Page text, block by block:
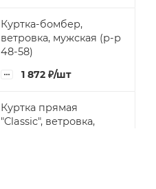
Куртка-бомбер,
ветровка, мужская (р-р
48-58)
1 872 ₽/шт
Куртка прямая
"Classic", ветровка,